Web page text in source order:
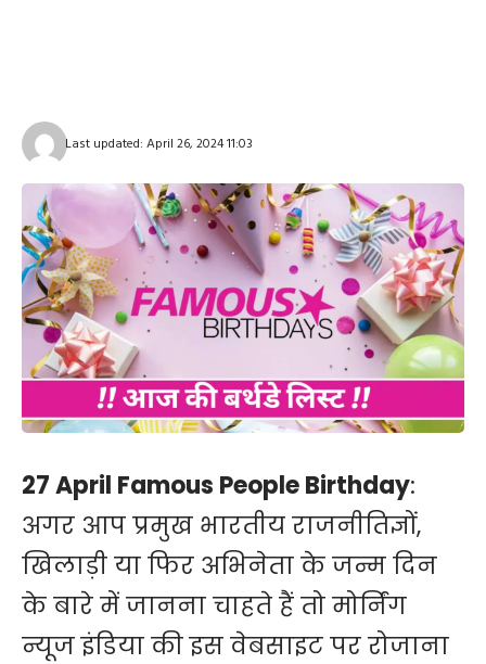
Last updated: April 26, 2024 11:03
27 April Famous People Birthday:
अगर आप प्रमुख भारतीय राजनीतिज्ञों,
खिलाड़ी या फिर अभिनेता के जन्म दिन
के बारे में जानना चाहते हैं तो मोर्निंग
न्यूज इंडिया की इस वेबसाइट पर रोजाना